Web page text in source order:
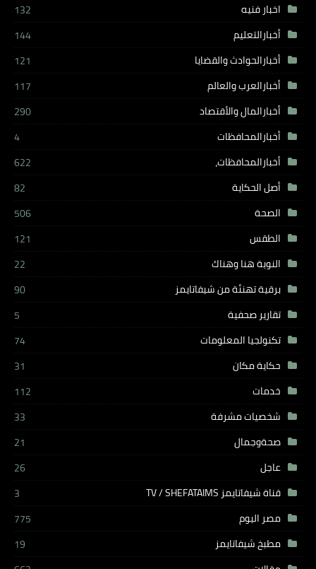
اخبار فنيه
132
أخبارالتعليم
144
أخبارالحوادث والقضايا
121
أخبارالعرب والعالم
117
أخبارالمال والأقتصاد
290
أخبارالمحافظات
4
أخبارالمحافظات،
622
أصل الحكاية
82
الصحة
506
الطقس
121
النوبة هنا وهناك
22
برقية تهنئة من شيفاتايمز
90
تقارير صحفية
5
تكنولجيا المعلومات
74
حكاية مكان
31
خدمات
112
شخصيات مشرفة
33
صحةوجمال
21
عاجل
26
قناة شيفاتايمز TV / SHEFATAIMS
3
مصر اليوم
775
مطبخ شيفاتايمز
19